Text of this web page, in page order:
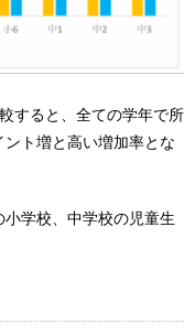
すると、全ての学年で所
ト増と高い増加率とな
学校、中学校の児童生